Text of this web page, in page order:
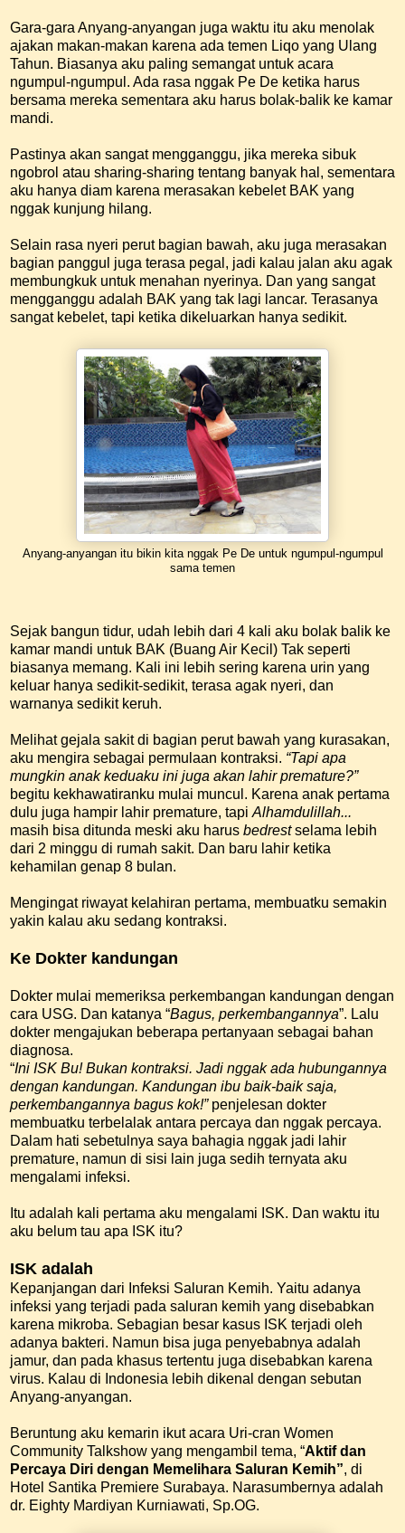
Gara-gara Anyang-anyangan juga waktu itu aku menolak
ajakan makan-makan karena ada temen Liqo yang Ulang
Tahun. Biasanya aku paling semangat untuk acara
ngumpul-ngumpul. Ada rasa nggak Pe De ketika harus
bersama mereka sementara aku harus bolak-balik ke kamar
mandi.
Pastinya akan sangat mengganggu, jika mereka sibuk
ngobrol atau sharing-sharing tentang banyak hal, sementara
aku hanya diam karena merasakan kebelet BAK yang
nggak kunjung hilang.
Selain rasa nyeri perut bagian bawah, aku juga merasakan
bagian panggul juga terasa pegal, jadi kalau jalan aku agak
membungkuk untuk menahan nyerinya. Dan yang sangat
mengganggu adalah BAK yang tak lagi lancar. Terasanya
sangat kebelet, tapi ketika dikeluarkan hanya sedikit.
Anyang-anyangan itu bikin kita nggak Pe De untuk ngumpul-ngumpul
sama temen
Sejak bangun tidur, udah lebih dari 4 kali aku bolak balik ke
kamar mandi untuk BAK (Buang Air Kecil) Tak seperti
biasanya memang. Kali ini lebih sering karena urin yang
keluar hanya sedikit-sedikit, terasa agak nyeri, dan
warnanya sedikit keruh.
Melihat gejala sakit di bagian perut bawah yang kurasakan,
aku mengira sebagai permulaan kontraksi. “Tapi apa
mungkin anak keduaku ini juga akan lahir premature?”
begitu kekhawatiranku mulai muncul. Karena anak pertama
dulu juga hampir lahir premature, tapi Alhamdulillah...
masih bisa ditunda meski aku harus bedrestselama lebih
dari 2 minggu di rumah sakit. Dan baru lahir ketika
kehamilan genap 8 bulan.
Mengingat riwayat kelahiran pertama, membuatku semakin
yakin kalau aku sedang kontraksi.
Ke Dokter kandungan
Dokter mulai memeriksa perkembangan kandungan dengan
cara USG. Dan katanya “Bagus, perkembangannya”. Lalu
dokter mengajukan beberapa pertanyaan sebagai bahan
diagnosa.
“Ini ISK Bu! Bukan kontraksi. Jadi nggak ada hubungannya
dengan kandungan. Kandungan ibu baik-baik saja,
perkembangannya bagus kok!”penjelesan dokter
membuatku terbelalak antara percaya dan nggak percaya.
Dalam hati sebetulnya saya bahagia nggak jadi lahir
premature, namun di sisi lain juga sedih ternyata aku
mengalami infeksi.
Itu adalah kali pertama aku mengalami ISK. Dan waktu itu
aku belum tau apa ISK itu?
ISK adalah
Kepanjangan dari Infeksi Saluran Kemih. Yaitu adanya
infeksi yang terjadi pada saluran kemih yang disebabkan
karena mikroba. Sebagian besar kasus ISK terjadi oleh
adanya bakteri. Namun bisa juga penyebabnya adalah
jamur, dan pada khasus tertentu juga disebabkan karena
virus. Kalau di Indonesia lebih dikenal dengan sebutan
Anyang-anyangan.
Beruntung aku kemarin ikut acara Uri-cran Women
Community Talkshow yang mengambil tema, “Aktif dan
Percaya Diri dengan Memelihara Saluran Kemih”, di
Hotel Santika Premiere Surabaya. Narasumbernya adalah
dr. Eighty Mardiyan Kurniawati, Sp.OG.